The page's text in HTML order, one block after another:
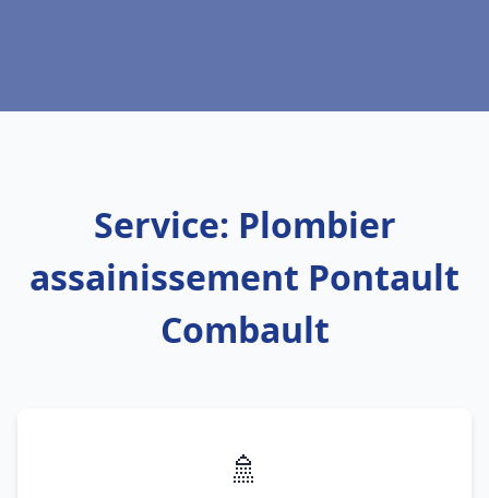
Service: Plombier
assainissement Pontault
Combault
🚿